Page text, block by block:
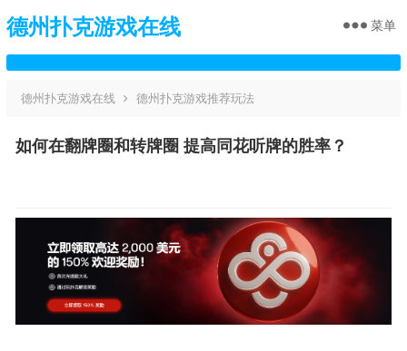
德州扑克游戏在线 菜单
德州扑克游戏在线 德州扑克游戏推荐玩法
如何在翻牌圈和转牌圈 提高同花听牌的胜率？